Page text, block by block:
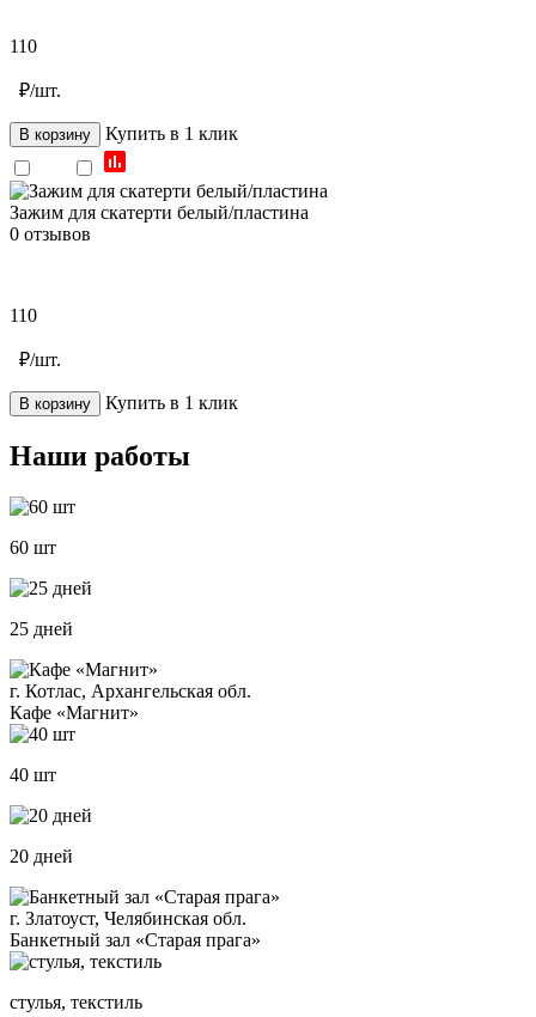
110
₽/шт.
В корзину Купить в 1 клик
Зажим для скатерти белый/пластина
0 отзывов
110
₽/шт.
В корзину Купить в 1 клик
Наши работы
60 шт
25 дней
г. Котлас, Архангельская обл.
Кафе «Магнит»
40 шт
20 дней
г. Златоуст, Челябинская обл.
Банкетный зал «Старая прага»
стулья, текстиль